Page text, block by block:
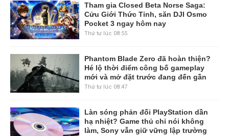
Tham gia Closed Beta Norse Saga:
Cửu Giới Thức Tỉnh, săn DJI Osmo
Pocket 3 ngay hôm nay
Thứ tư lúc 08:55
Phantom Blade Zero đã hoàn thiện?
Hé lộ thời điểm công bố gameplay
mới và mở đặt trước đang đến gần
Thứ tư lúc 08:47
Làn sóng phản đối PlayStation dần
hạ nhiệt? Game thủ chỉ nói không
làm, Sony vẫn giữ vững lập trường